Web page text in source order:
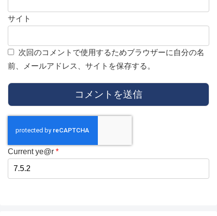
サイト
次回のコメントで使用するためブラウザーに自分の名
前、メールアドレス、サイトを保存する。
Current ye@r *